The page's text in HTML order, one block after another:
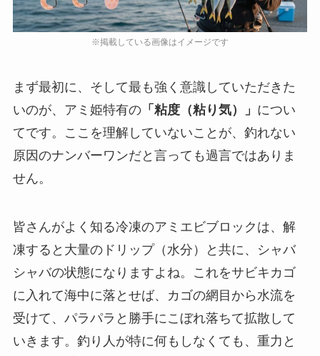
まず最初に、そして最も強く意識していただきた
いのが、アミ姫特有の「粘度（粘り気）」 につい
てです。ここを理解していないことが、釣れない
原因のナンバーワンだと言っても過言ではありま
せん。
皆さんがよく知る冷凍のアミエビブロックは、解
凍すると大量のドリップ（水分）と共に、シャバ
シャバの状態になりますよね。これをサビキカゴ
に入れて海中に落とせば、カゴの網目から水流を
受けて、パラパラと勝手にこぼれ落ちて拡散して
いきます。釣り人が特に何もしなくても、重力と